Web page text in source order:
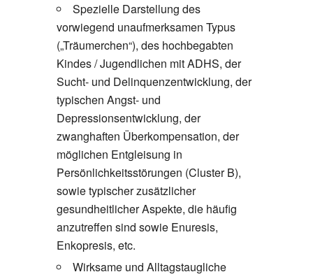
Spezielle Darstellung des
vorwiegend unaufmerksamen Typus
(„Träumerchen“), des hochbegabten
Kindes / Jugendlichen mit ADHS, der
Sucht- und Delinquenzentwicklung, der
typischen Angst- und
Depressionsentwicklung, der
zwanghaften Überkompensation, der
möglichen Entgleisung in
Persönlichkeitsstörungen (Cluster B),
sowie typischer zusätzlicher
gesundheitlicher Aspekte, die häufig
anzutreffen sind sowie Enuresis,
Enkopresis, etc.
Wirksame und Alltagstaugliche